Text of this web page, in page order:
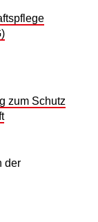
zum Schutz
der